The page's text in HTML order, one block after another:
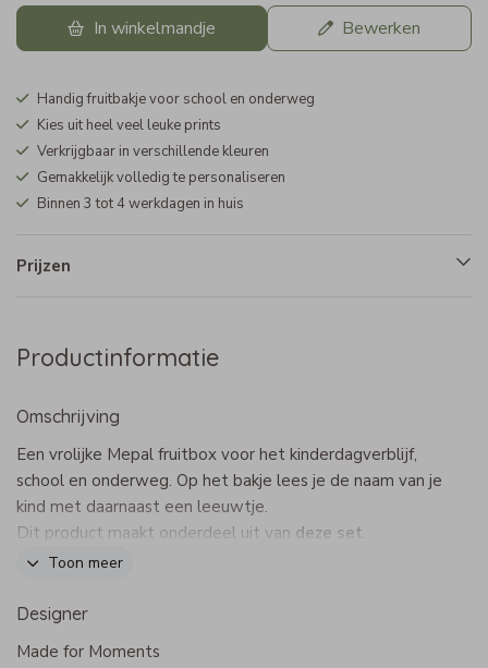
In winkelmandje Bewerken
Handig fruitbakje voor school en onderweg
Kies uit heel veel leuke prints
Verkrijgbaar in verschillende kleuren
Gemakkelijk volledig te personaliseren
Binnen 3 tot 4 werkdagen in huis
Prijzen
Productinformatie
Omschrijving
Een vrolijke Mepal fruitbox voor het kinderdagverblijf,
school en onderweg. Op het bakje lees je de naam van je
kind met daarnaast een leeuwtje.
Dit product maakt onderdeel uit van deze set
Specificaties Mepal fruitbox
- Merk: Mepal
- Afmeting: 11,3 x 8 x 5 cm
Toon meer
Designer
Made for Moments